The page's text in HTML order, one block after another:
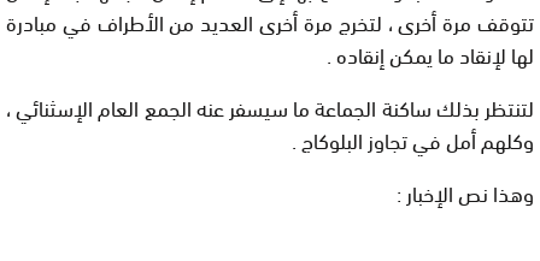
تتوقف مرة أخرى ، لتخرج مرة أخرى العديد من الأطراف في مبادرة
لها لإنقاد ما يمكن إنقاده .
لتنتظر بذلك ساكنة الجماعة ما سيسفر عنه الجمع العام الإسثنائي ،
وكلهم أمل في تجاوز البلوكاج .
وهذا نص الإخبار :